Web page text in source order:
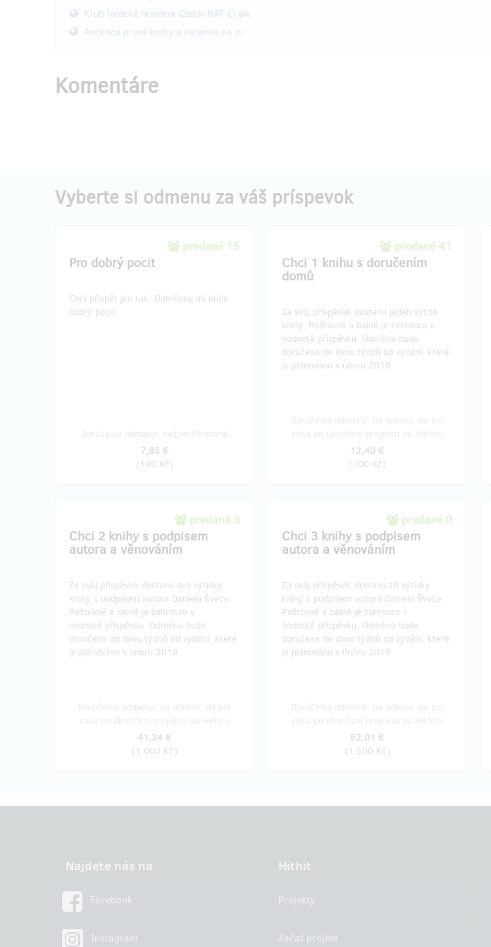
Klub letecké historie Czech RAF Crew
Anotace první knihy a recenze na ni
Komentáre
Vyberte si odmenu za váš príspevok
predané 15
Pro dobrý pocit
Chci přispět jen tak. Odměnou mi bude
dobrý pocit.
7,85 €
(190 Kč)
predané 41
Chci 1 knihu s doručením
domů
Za svůj příspěvek dostanu jeden výtisk
knihy. Poštovné a balné je zahrnuto v
hodnotě příspěvku. Odměna bude
doručena do dvou týdnů od vydání, které
je plánováno v únoru 2019.
12,40 €
(300 Kč)
predané 3
Chci 2 knihy s podpisem
autora a věnováním
Za svůj příspěvek dostanu dva výtisky
knihy s podpisem autora Daniela Švece.
Poštovné a balné je zahrnuto v
hodnotě příspěvku. Odměna bude
doručena do dvou týdnů od vydání, které
je plánováno v únoru 2019.
41,34 €
(1 000 Kč)
predané 0
Chci 3 knihy s podpisem
autora a věnováním
Za svůj příspěvek dostanu tři výtisky
knihy s podpisem autora Daniela Švece.
Poštovné a balné je zahrnuto v
hodnotě příspěvku. Odměna bude
doručena do dvou týdnů od vydání, které
je plánováno v únoru 2019.
62,01 €
(1 500 Kč)
Najdete nás na
Facebook
Instagram
Hithit
Projekty
Začať projekt